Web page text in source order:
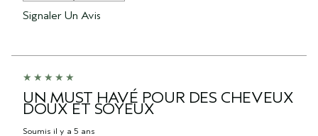
Signaler Un Avis
UN MUST HAVÉ POUR DES CHEVEUX
DOUX ET SOYEUX
Soumis il y a 5 ans